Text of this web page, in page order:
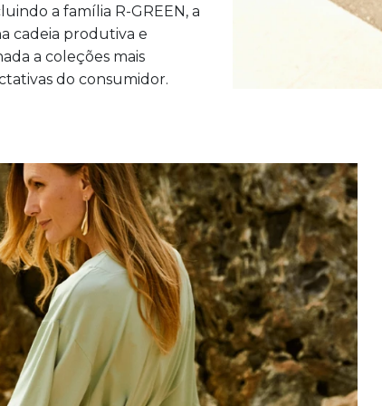
a família R-GREEN, a
cadeia produtiva e
a coleções mais
do consumidor.